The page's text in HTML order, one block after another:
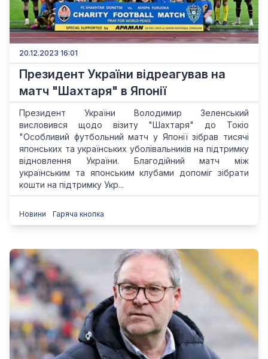
20.12.2023 16:01
Президент України відреагував на
матч "Шахтаря" в Японії
Президент України Володимир Зеленський
висловився щодо візиту "Шахтаря" до Токіо
"Особливий футбольний матч у Японії зібрав тисячі
японських та українських уболівальників на підтримку
відновлення України. Благодійний матч між
українським та японським клубами допоміг зібрати
кошти на підтримку Укр...
Новини Гаряча кнопка